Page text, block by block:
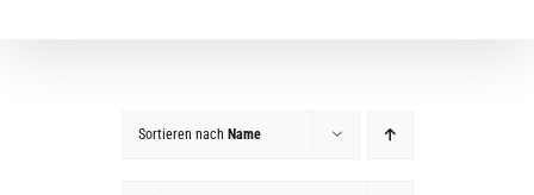
Sortieren nach Name